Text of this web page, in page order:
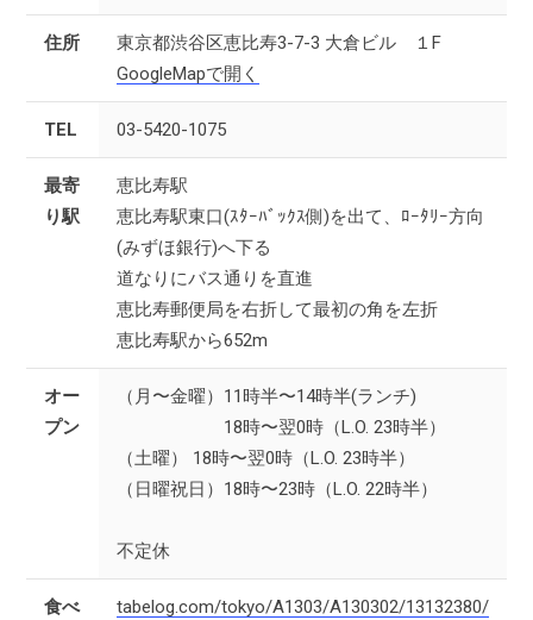
住所
東京都渋谷区恵比寿3-7-3 大倉ビル １F
GoogleMapで開く
TEL 03-5420-1075
最寄
り駅
恵比寿駅
恵比寿駅東口(ｽﾀｰﾊﾞｯｸｽ側)を出て、ﾛｰﾀﾘｰ方向
(みずほ銀行)へ下る
道なりにバス通りを直進
恵比寿郵便局を右折して最初の角を左折
恵比寿駅から652m
オー
プン
（月〜金曜）11時半〜14時半(ランチ)
18時〜翌0時（L.O. 23時半）
（土曜） 18時〜翌0時（L.O. 23時半）
（日曜祝日）18時〜23時（L.O. 22時半）
不定休
食べ
tabelog.com/tokyo/A1303/A130302/13132380/